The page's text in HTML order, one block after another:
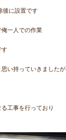
に設置です
一人での作業
す
い持っていきましたが
工事を行っており